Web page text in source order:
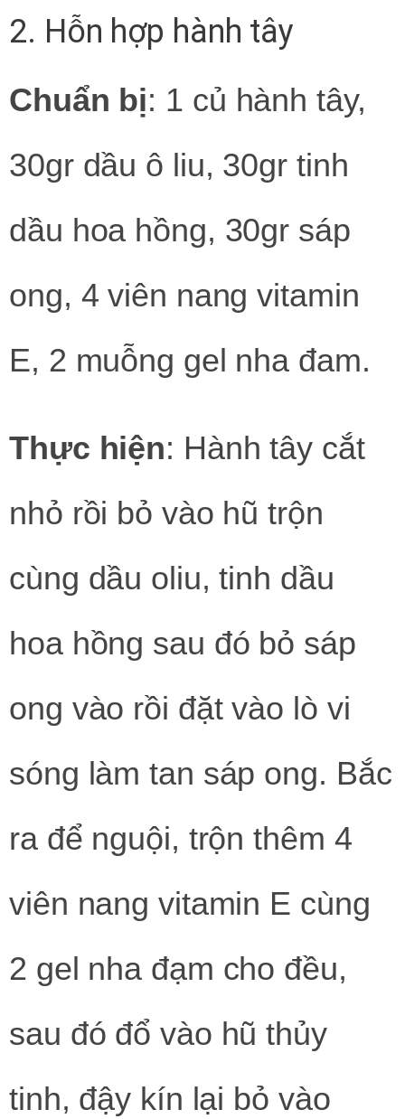
2. Hỗn hợp hành tây
Chuẩn bị: 1 củ hành tây,
30gr dầu ô liu, 30gr tinh
dầu hoa hồng, 30gr sáp
ong, 4 viên nang vitamin
E, 2 muỗng gel nha đam.
Thực hiện: Hành tây cắt
nhỏ rồi bỏ vào hũ trộn
cùng dầu oliu, tinh dầu
hoa hồng sau đó bỏ sáp
ong vào rồi đặt vào lò vi
sóng làm tan sáp ong. Bắc
ra để nguội, trộn thêm 4
viên nang vitamin E cùng
2 gel nha đạm cho đều,
sau đó đổ vào hũ thủy
tinh, đậy kín lại bỏ vào